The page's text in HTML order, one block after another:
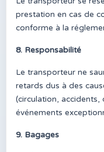
prestation en cas de
conforme à la
8. Responsabilité
Le transporteur ne
retards dus à des
(circulation,
événements
9. Bagages